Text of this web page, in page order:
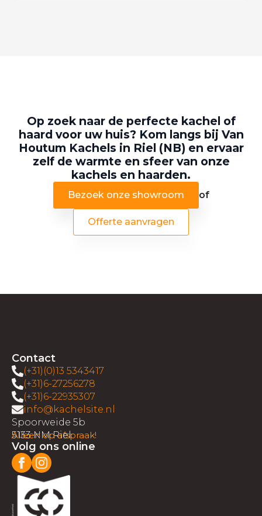
Op zoek naar de perfecte kachel of
haard voor uw huis? Kom langs bij Van
Houtum Kachels in Riel (NB) en ervaar
zelf de warmte en sfeer van onze
kachels en haarden.
Bezoek onze showroom of
Offerte aanvragen
Contact
(+31)(0)13 5343417
(+31)6-27256278
(+31)6-22935307
info@kachelsite.nl
Spoorweide 5b
5133 NM Riel
Alleen op afspraak!
Volg ons online